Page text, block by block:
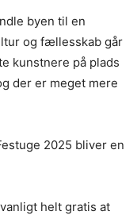
byen til en
og fællesskab går
kunstnere på plads
der er meget mere
2025 bliver en
helt gratis at